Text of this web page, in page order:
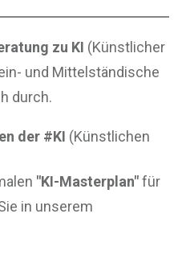
zu KI (Künstlicher
und Mittelständische
durch.
der #KI (Künstlichen
"KI-Masterplan"für
in unserem